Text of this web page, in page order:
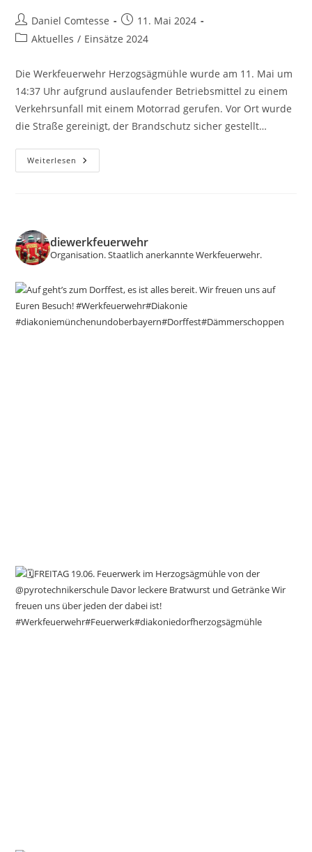
Beitrags-
Autor:
Daniel Comtesse
Beitrag
veröffentlicht:
11. Mai 2024
Beitrags-
Aktuelles / Einsätze 2024
Die Werkfeuerwehr Herzogsägmühle wurde am 11. Mai um
14:37 Uhr aufgrund auslaufender Betriebsmittel zu einem
Verkehrsunfall mit einem Motorrad gerufen. Vor Ort wurde
die Straße gereinigt, der Brandschutz sicher gestellt…
Weiterlesen 11.05.2024
–
diewerkfeuerwehr
Organisation.Staatlich anerkannte Werkfeuerwehr.